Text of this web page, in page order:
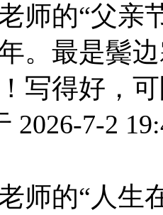
师的“父亲
。最是鬓
写得好，
2026-7-2
师的“人生